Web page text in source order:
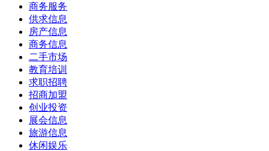
商务服务
供求信息
房产信息
商务信息
二手市场
教育培训
求职招聘
招商加盟
创业投资
展会信息
旅游信息
休闲娱乐